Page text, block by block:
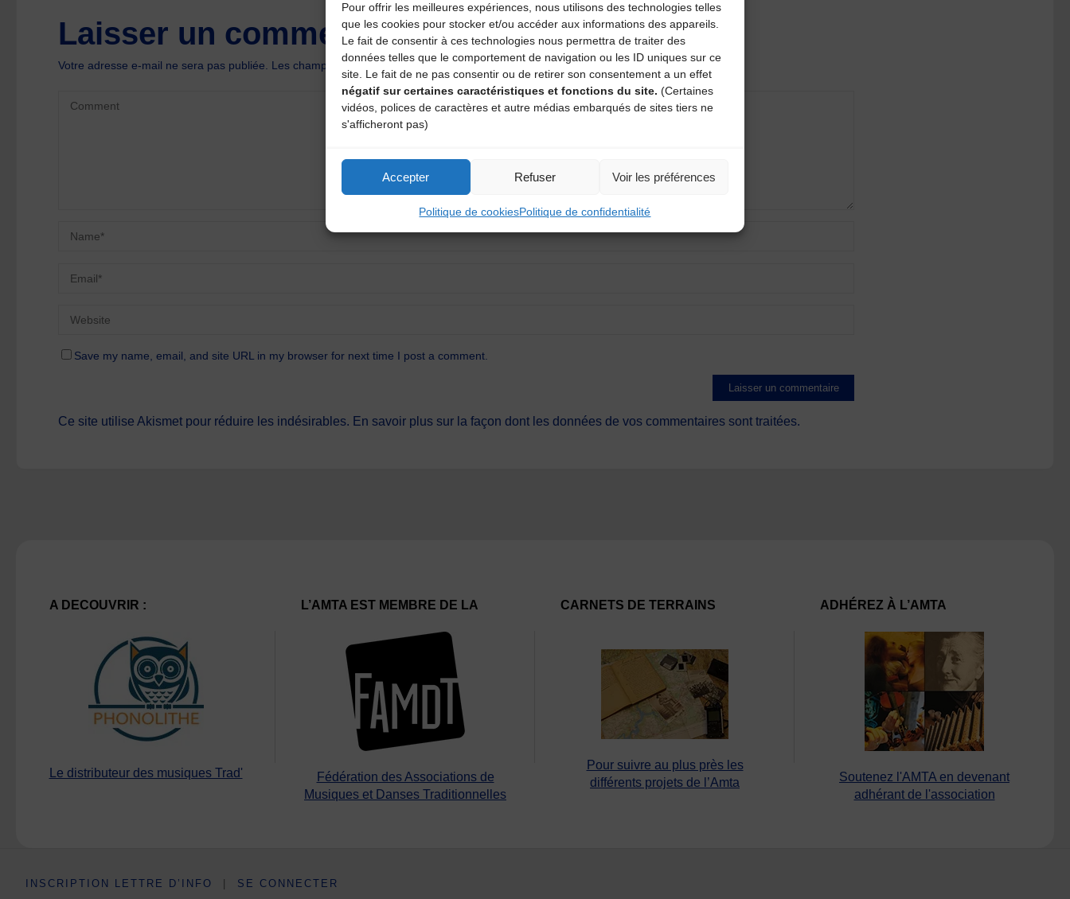
Pour offrir les meilleures expériences, nous utilisons des technologies telles
que les cookies pour stocker et/ou accéder aux informations des appareils.
Le fait de consentir à ces technologies nous permettra de traiter des
données telles que le comportement de navigation ou les ID uniques sur ce
site. Le fait de ne pas consentir ou de retirer son consentement a un effet
négatif sur certaines caractéristiques et fonctions du site. (Certaines
vidéos, polices de caractères et autre médias embarqués de sites tiers ne
s'afficheront pas)
Accepter Refuser Voir les préférences
Politique de cookiesPolitique de confidentialité
Laisser un commentaire
Votre adresse e-mail ne sera pas publiée. Les champs obligatoires sont indiqués avec*
Save my name, email, and site URL in my browser for next time I post a comment.
Ce site utilise Akismet pour réduire les indésirables. En savoir plus sur la façon dont les données de vos commentaires sont traitées.
A DECOUVRIR :
Le distributeur des musiques Trad'
L’AMTA EST MEMBRE DE LA
Fédération des Associations de
Musiques et Danses Traditionnelles
CARNETS DE TERRAINS
Pour suivre au plus près les
différents projets de l’Amta
ADHÉREZ À L’AMTA
Soutenez l'AMTA en devenant
adhérant de l'association
INSCRIPTION LETTRE D’INFO | SE CONNECTER